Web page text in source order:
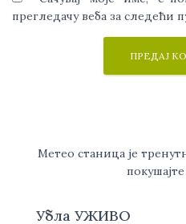
прегледачу веба за следећи
Метео станица је
Убла УЖИВО